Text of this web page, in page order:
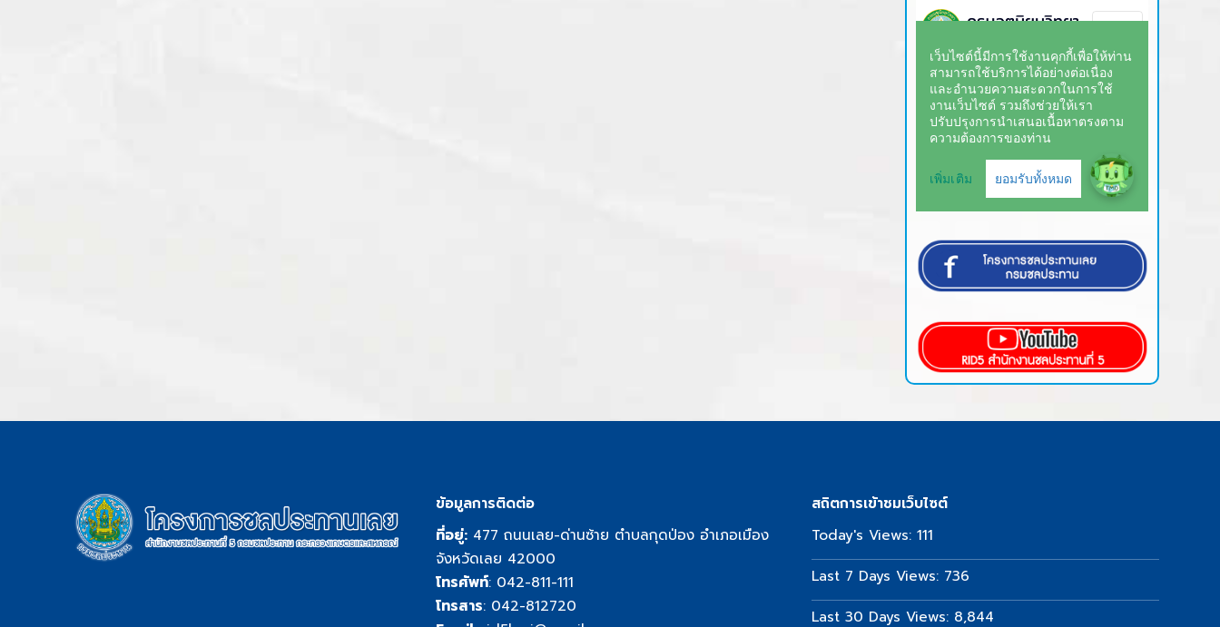
ข้อมูลการติดต่อ
ที่อยู่: 477 ถนนเลย-ด่านซ้าย ตำบลกุดป่อง อำเภอเมือง
จังหวัดเลย 42000
โทรศัพท์: 042-811-111
โทรสาร: 042-812720
สถิตการเข้าชมเว็บไซต์
Today's Views: 111
Last 7 Days Views: 736
Last 30 Days Views: 8,844